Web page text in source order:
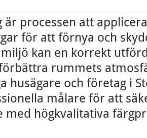
är processen att
för att förnya och
kan en korrekt
rummets
husägare och företag i
målare för att
med högkvalitativa